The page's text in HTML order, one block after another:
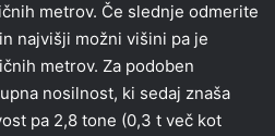
metrov. Če slednje odmerite
najvišji možni višini pa je
metrov. Za podoben
nosilnost, ki sedaj znaša
pa 2,8 tone (0,3 t več kot